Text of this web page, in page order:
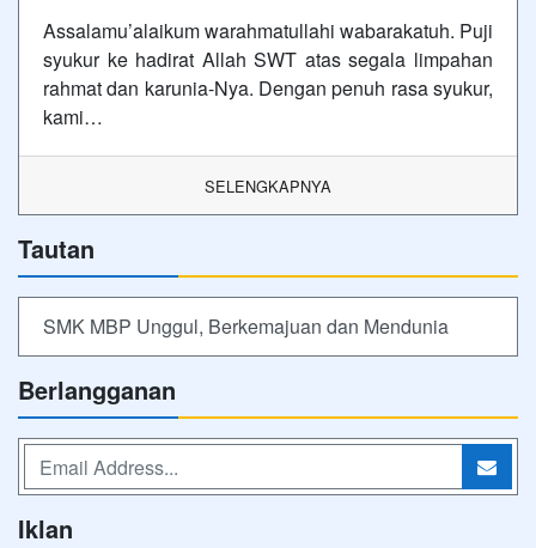
Assalamu’alaikum warahmatullahi wabarakatuh. Puji
syukur ke hadirat Allah SWT atas segala limpahan
rahmat dan karunia-Nya. Dengan penuh rasa syukur,
kami…
SELENGKAPNYA
Tautan
SMK MBP Unggul, Berkemajuan dan Mendunia
Berlangganan
Iklan